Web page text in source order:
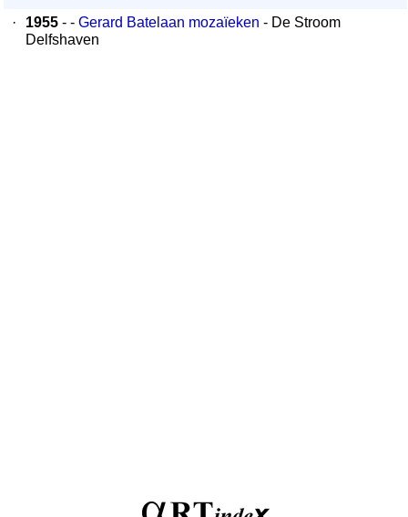
·
1955 - - Gerard Batelaan mozaïeken - De Stroom
Delfshaven